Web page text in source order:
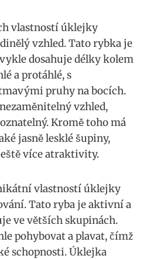
vlastností úklejky
vzhled.⁤ Tato rybka ​je
dosahuje délky kolem
a protáhlé, s
pruhy na bocích.
​vzhled,
Kromě‌ toho má
jasně lesklé šupiny,
více atraktivity.
vlastností úklejky
Tato⁢ ryba‍ je ‍aktivní‌ a
ve větších skupinách.
pohybovat a plavat, čímž
⁢schopnosti. ‌Úklejka